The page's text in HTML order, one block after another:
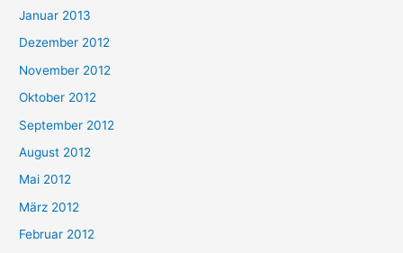
Januar 2013
Dezember 2012
November 2012
Oktober 2012
September 2012
August 2012
Mai 2012
März 2012
Februar 2012